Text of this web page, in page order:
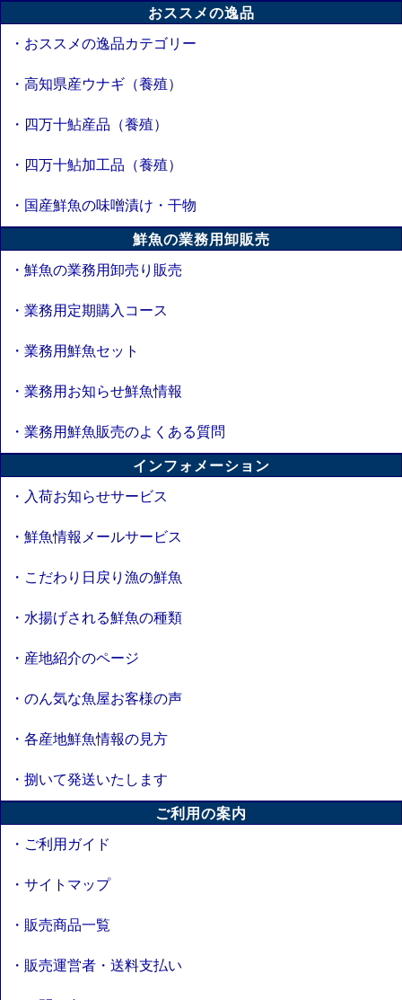
おススメの逸品
・おススメの逸品カテゴリー
・高知県産ウナギ（養殖）
・四万十鮎産品（養殖）
・四万十鮎加工品（養殖）
・国産鮮魚の味噌漬け・干物
鮮魚の業務用卸販売
・鮮魚の業務用卸売り販売
・業務用定期購入コース
・業務用鮮魚セット
・業務用お知らせ鮮魚情報
・業務用鮮魚販売のよくある質問
インフォメーション
・入荷お知らせサービス
・鮮魚情報メールサービス
・こだわり日戻り漁の鮮魚
・水揚げされる鮮魚の種類
・産地紹介のページ
・のん気な魚屋お客様の声
・各産地鮮魚情報の見方
・捌いて発送いたします
ご利用の案内
・ご利用ガイド
・サイトマップ
・販売商品一覧
・販売運営者・送料支払い